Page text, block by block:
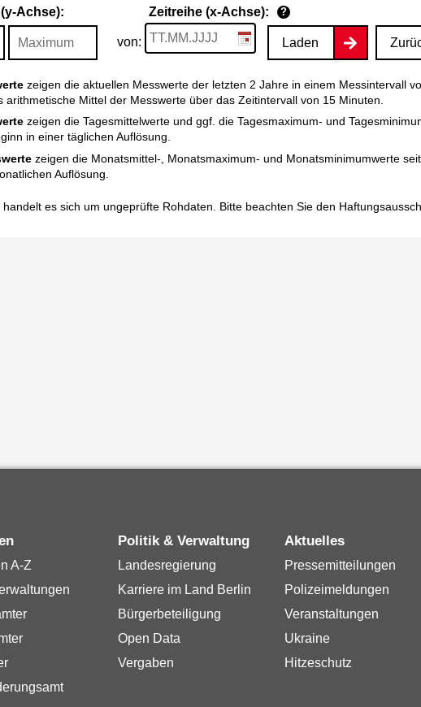
Achse): Zeitreihe (x-Achse): ?
von: Laden
zeigen die aktuellen Messwerte der letzten 2 Jahre in einem Messintervall
arithmetische Mittel der Messwerte über das Zeitintervall von 15 Minuten.
zeigen die Tagesmittelwerte und ggf. die Tagesmaximum- und
in einer täglichen Auflösung.
zeigen die Monatsmittel-, Monatsmaximum- und Monatsminimumwerte
Auflösung.
handelt es sich um ungeprüfte Rohdaten. Bitte beachten Sie den
A-Z
Politik & Verwaltung
Landesregierung
Karriere im Land Berlin
Bürgerbeteiligung
Open Data
Vergaben
Aktuelles
Pressemitteilungen
Polizeimeldungen
Veranstaltungen
Ukraine
Hitzeschutz